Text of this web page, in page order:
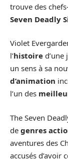
trouve des
Seven Deadly
Violet
l’histoire
un sens à sa
d’animation
l’un des
The Seven
de genres
aventures des
accusés d’avoir